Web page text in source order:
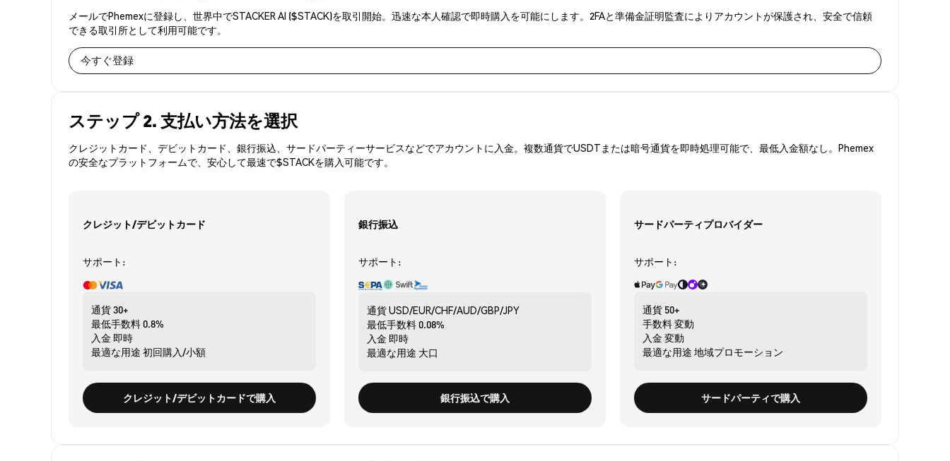
メールでPhemexに登録し、世界中でSTACKER AI ($STACK)を取引開始。迅速な本人確認で即時購入を可能にします。2FAと準備金証明監査によりアカウントが保護され、安全で信頼
できる取引所として利用可能です。
今すぐ登録
ステップ 2. 支払い方法を選択
クレジットカード、デビットカード、銀行振込、サードパーティーサービスなどでアカウントに入金。複数通貨でUSDTまたは暗号通貨を即時処理可能で、最低入金額なし。Phemex
の安全なプラットフォームで、安心して最速で$STACKを購入可能です。
クレジット/デビットカード
サポート:
通貨30+
最低手数料0.8%
入金 即時
最適な用途 初回購入/小額
クレジット/デビットカードで購入
銀行振込
サポート:
通貨USD/EUR/CHF/AUD/GBP/JPY
最低手数料0.08%
入金 即時
最適な用途 大口
銀行振込で購入
サードパーティプロバイダー
サポート:
通貨 50+
手数料変動
入金 変動
最適な用途 地域プロモーション
サードパーティで購入